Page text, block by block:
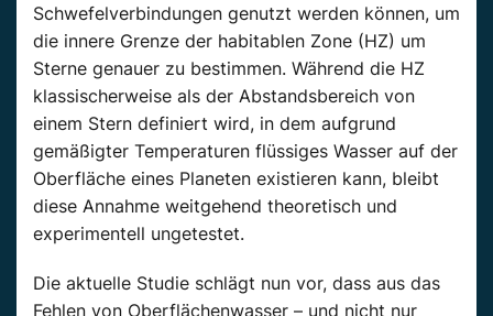
Schwefelverbindungen genutzt werden können, um
die innere Grenze der habitablen Zone (HZ) um
Sterne genauer zu bestimmen. Während die HZ
klassischerweise als der Abstandsbereich von
einem Stern definiert wird, in dem aufgrund
gemäßigter Temperaturen flüssiges Wasser auf der
Oberfläche eines Planeten existieren kann, bleibt
diese Annahme weitgehend theoretisch und
experimentell ungetestet.
Die aktuelle Studie schlägt nun vor, dass aus das
Fehlen von Oberflächenwasser ­– und nicht nur